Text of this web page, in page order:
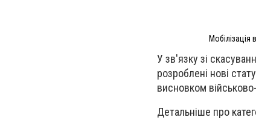
У зв'язку зі
розроблені нові
висновком військово-
Детальніше про